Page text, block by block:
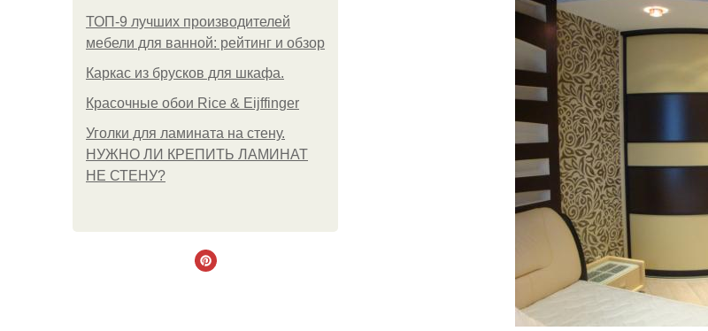
ТОП-9 лучших производителей
мебели для ванной: рейтинг и обзор
Каркас из брусков для шкафа.
Красочные обои Rice & Eijffinger
Уголки для ламината на стену.
НУЖНО ЛИ КРЕПИТЬ ЛАМИНАТ
НЕ СТЕНУ?